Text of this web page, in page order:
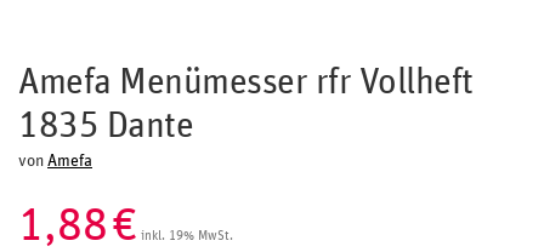
Amefa Menümesser rfr Vollheft
1835 Dante
von Amefa
1,88€ inkl. 19% MwSt.